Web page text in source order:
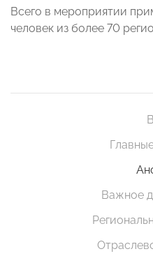
Всего в мероприятии
человек из более 70
Важное